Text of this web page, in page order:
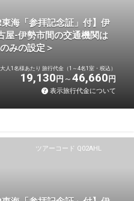
海「参拝記念証」付】伊
-伊勢市間の交通機関は
みの設定＞
大人1名様あたり 旅行代金（1～4名1室・税込）
19,130 円 46,660 円
表示旅行代金について
ツアーコード Q02AHL